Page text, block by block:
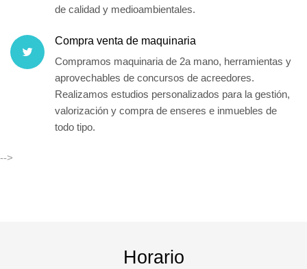
de calidad y medioambientales.
Compra venta de maquinaria
Compramos maquinaria de 2a mano, herramientas y
aprovechables de concursos de acreedores.
Realizamos estudios personalizados para la gestión,
valorización y compra de enseres e inmuebles de
todo tipo.
-->
Horario